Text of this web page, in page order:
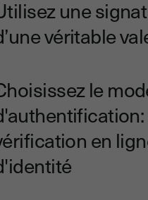
une
véritable
le
en